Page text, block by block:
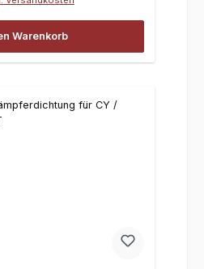
Warenkorb